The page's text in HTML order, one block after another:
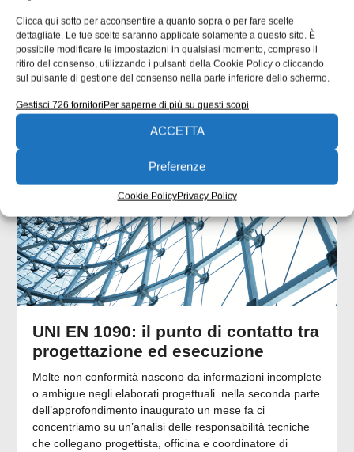
Clicca qui sotto per acconsentire a quanto sopra o per fare scelte
dettagliate. Le tue scelte saranno applicate solamente a questo sito. È
possibile modificare le impostazioni in qualsiasi momento, compreso il
ritiro del consenso, utilizzando i pulsanti della Cookie Policy o cliccando
sul pulsante di gestione del consenso nella parte inferiore dello schermo.
Gestisci 726 fornitoriPer saperne di più su questi scopi
ACCETTA
Preferenze
Cookie PolicyPrivacy Policy
ARTICOLI CORRELATI
QUADERNI DI PROGETTAZIONE
UNI EN 1090: il punto di contatto tra
progettazione ed esecuzione
Molte non conformità nascono da informazioni incomplete
o ambigue negli elaborati progettuali. nella seconda parte
dell’approfondimento inaugurato un mese fa ci
concentriamo su un’analisi delle responsabilità tecniche
che collegano progettista, officina e coordinatore di